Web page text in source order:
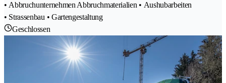
• Abbruchunternehmen Abbruchmaterialien • Aushubarbeiten
• Strassenbau • Gartengestaltung
Geschlossen